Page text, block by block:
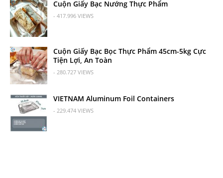
Cuộn Giấy Bạc Nướng Thực Phẩm
- 417.996 VIEWS
Cuộn Giấy Bạc Bọc Thực Phẩm 45cm-5kg Cực
Tiện Lợi, An Toàn
- 280.727 VIEWS
VIETNAM Aluminum Foil Containers
- 229.474 VIEWS